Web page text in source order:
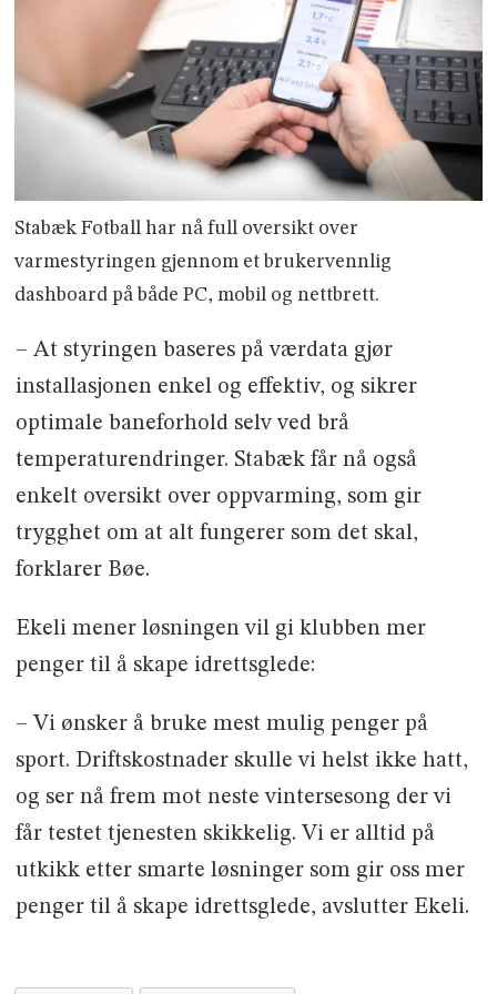
Stabæk Fotball har nå full oversikt over
varmestyringen gjennom et brukervennlig
dashboard på både PC, mobil og nettbrett.
– At styringen baseres på værdata gjør
installasjonen enkel og effektiv, og sikrer
optimale baneforhold selv ved brå
temperaturendringer. Stabæk får nå også
enkelt oversikt over oppvarming, som gir
trygghet om at alt fungerer som det skal,
forklarer Bøe.
Ekeli mener løsningen vil gi klubben mer
penger til å skape idrettsglede:
– Vi ønsker å bruke mest mulig penger på
sport. Driftskostnader skulle vi helst ikke hatt,
og ser nå frem mot neste vintersesong der vi
får testet tjenesten skikkelig. Vi er alltid på
utkikk etter smarte løsninger som gir oss mer
penger til å skape idrettsglede, avslutter Ekeli.